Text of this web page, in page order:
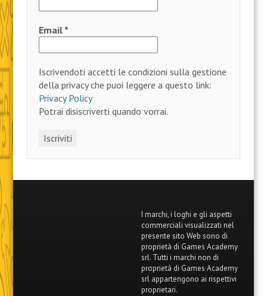
Email *
Iscrivendoti accetti le condizioni sulla gestione
della privacy che puoi leggere a questo link:
Privacy Policy
Potrai disiscriverti quando vorrai.
I marchi, i loghi e gli aspetti
commerciali visualizzati nel
presente sito Web sono di
proprietà di Games Academy
srl. Tutti i marchi non di
proprietà di Games Academy
srl appartengono ai rispettivi
proprietari.